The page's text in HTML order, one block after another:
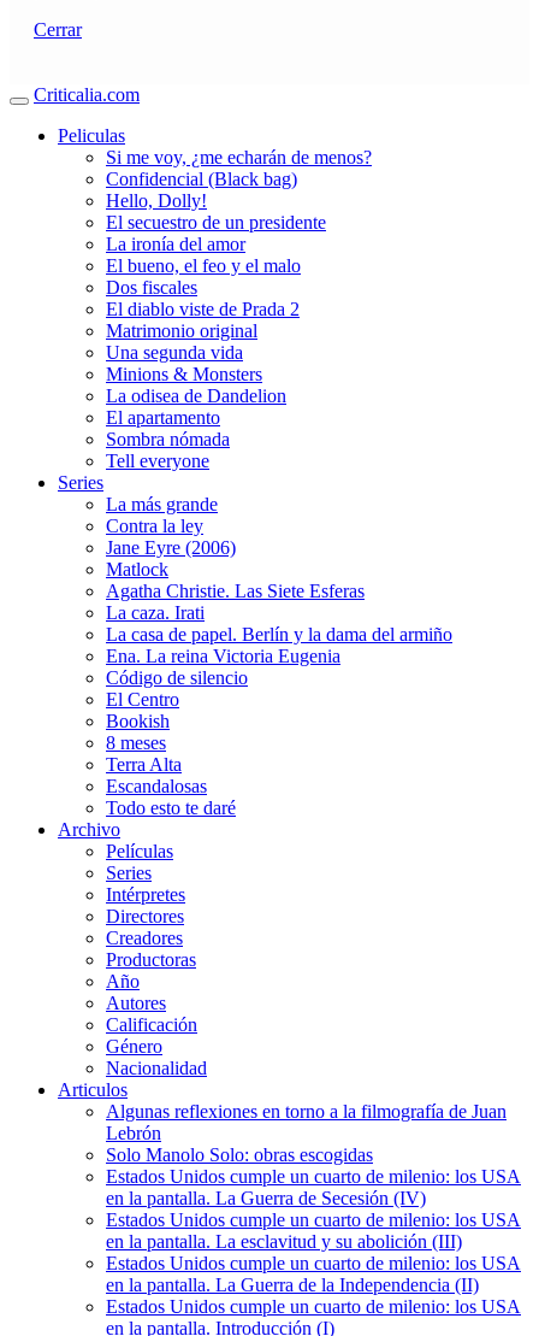
Cerrar
Criticalia.com
Peliculas
Si me voy, ¿me echarán de menos?
Confidencial (Black bag)
Hello, Dolly!
El secuestro de un presidente
La ironía del amor
El bueno, el feo y el malo
Dos fiscales
El diablo viste de Prada 2
Matrimonio original
Una segunda vida
Minions & Monsters
La odisea de Dandelion
El apartamento
Sombra nómada
Tell everyone
Series
La más grande
Contra la ley
Jane Eyre (2006)
Matlock
Agatha Christie. Las Siete Esferas
La caza. Irati
La casa de papel. Berlín y la dama del armiño
Ena. La reina Victoria Eugenia
Código de silencio
El Centro
Bookish
8 meses
Terra Alta
Escandalosas
Todo esto te daré
Archivo
Películas
Series
Intérpretes
Directores
Creadores
Productoras
Año
Autores
Calificación
Género
Nacionalidad
Articulos
Algunas reflexiones en torno a la filmografía de Juan
Lebrón
Solo Manolo Solo: obras escogidas
Estados Unidos cumple un cuarto de milenio: los USA
en la pantalla. La Guerra de Secesión (IV)
Estados Unidos cumple un cuarto de milenio: los USA
en la pantalla. La esclavitud y su abolición (III)
Estados Unidos cumple un cuarto de milenio: los USA
en la pantalla. La Guerra de la Independencia (II)
Estados Unidos cumple un cuarto de milenio: los USA
en la pantalla. Introducción (I)